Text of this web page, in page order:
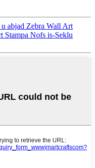
abjad Zebra Wall Art
Stampa Nofs is-Seklu